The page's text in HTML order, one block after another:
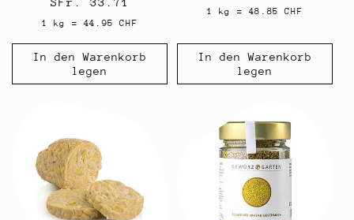
Preis
1 kg = 44.95 CHF
In den Warenkorb
legen
Preis
1 kg = 48.85 CHF
In den Warenkorb
legen